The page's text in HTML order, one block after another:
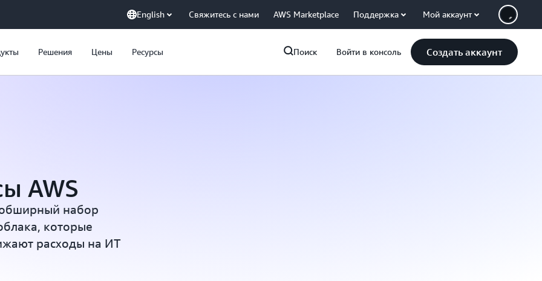
English Свяжитесь с нами AWS Marketplace Поддержка Мой аккаунт
Решения Цены Ресурсы Поиск Войти в консоль Создать аккаунт
AWS
набор
которые
расходы на ИТ